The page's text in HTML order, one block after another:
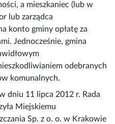
a mieszkaniec (lub w
lub zarządca
konto gminy opłatę za
Jednocześnie, gmina
odebranych
komunalnych.
dniu 11 lipca 2012 r. Rada
Miejskiemu
Sp. z o. o. w Krakowie